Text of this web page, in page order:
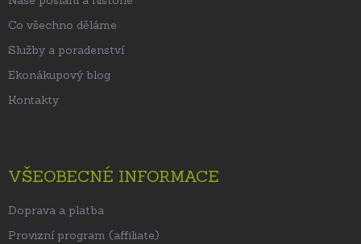
Co všechno děláme
Služby a poradenství
Ekonákupový blog
Kontakty
VŠEOBECNÉ INFORMACE
Doprava a platba
Provizní program (affiliate)